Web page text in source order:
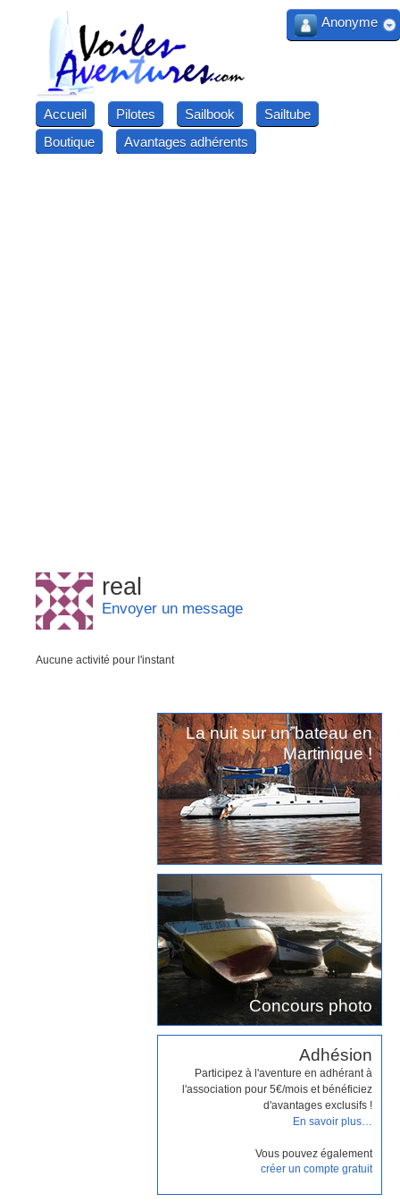
Accueil Pilotes Sailbook
Sailtube
Boutique
Avantages adhérents
real
Envoyer un message
Aucune activité pour l'instant
La nuit sur un bateau en
Martinique !
Concours photo
Adhésion
Participez à l'aventure en adhérant à
l'association pour 5€/mois et bénéficiez
d'avantages exclusifs !
En savoir plus…
Vous pouvez également
créer un compte gratuit
Anonyme